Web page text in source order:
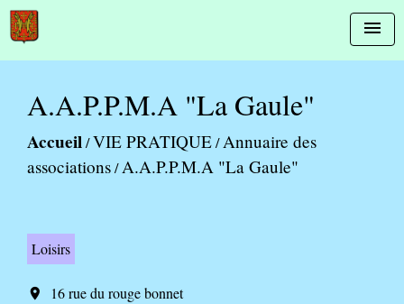
menu
A.A.P.P.M.A "La Gaule"
Accueil/VIE PRATIQUE/Annuaire des
associations/A.A.P.P.M.A "La Gaule"
Loisirs
location_on
16 rue du rouge bonnet